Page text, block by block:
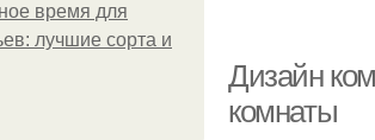
время для
лучшие сорта и
Дизайн
комнаты